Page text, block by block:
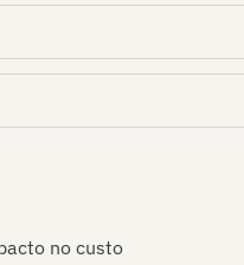
no custo